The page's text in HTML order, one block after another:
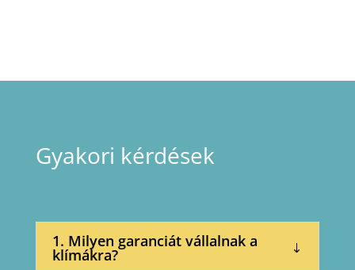
Gyakori kérdések
1. Milyen garanciát vállalnak a
klímákra?